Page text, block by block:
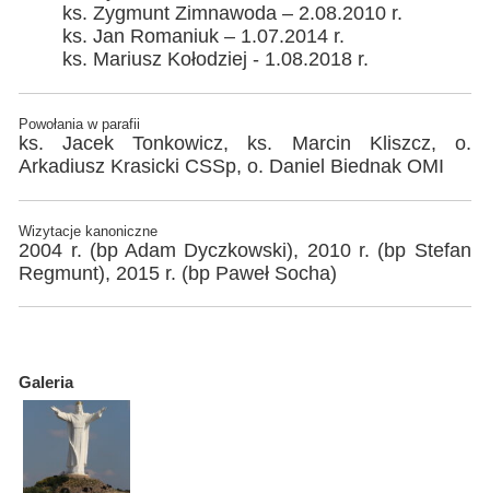
ks. Zygmunt Zimnawoda – 2.08.2010 r.
ks. Jan Romaniuk – 1.07.2014 r.
ks. Mariusz Kołodziej - 1.08.2018 r.
Powołania w parafii
ks. Jacek Tonkowicz, ks. Marcin Kliszcz, o.
Arkadiusz Krasicki CSSp, o. Daniel Biednak OMI
Wizytacje kanoniczne
2004 r. (bp Adam Dyczkowski), 2010 r. (bp Stefan
Regmunt), 2015 r. (bp Paweł Socha)
Galeria